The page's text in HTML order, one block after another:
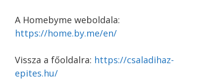
A Homebyme weboldala:
https://home.by.me/en/
Vissza a főoldalra: https://csaladihaz-
epites.hu/